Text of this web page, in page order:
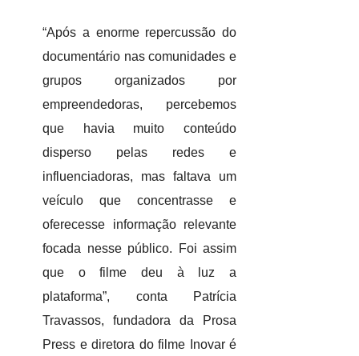
“Após a enorme repercussão do
documentário nas comunidades e
grupos organizados por
empreendedoras, percebemos
que havia muito conteúdo
disperso pelas redes e
influenciadoras, mas faltava um
veículo que concentrasse e
oferecesse informação relevante
focada nesse público. Foi assim
que o filme deu à luz a
plataforma”, conta Patrícia
Travassos, fundadora da Prosa
Press e diretora do filme Inovar é